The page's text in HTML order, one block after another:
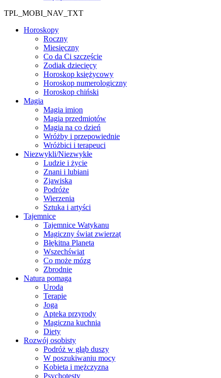
TPL_MOBI_NAV_TXT
Horoskopy
Roczny
Miesięczny
Co da Ci szczęście
Zodiak dziecięcy
Horoskop księżycowy
Horoskop numerologiczny
Horoskop chiński
Magia
Magia imion
Magia przedmiotów
Magia na co dzień
Wróżby i przepowiednie
Wróżbici i terapeuci
Niezwykli/Niezwykłe
Ludzie i życie
Znani i lubiani
Zjawiska
Podróże
Wierzenia
Sztuka i artyści
Tajemnice
Tajemnice Watykanu
Magiczny świat zwierząt
Błękitna Planeta
Wszechświat
Co może mózg
Zbrodnie
Natura pomaga
Uroda
Terapie
Joga
Apteka przyrody
Magiczna kuchnia
Diety
Rozwój osobisty
Podróż w głąb duszy
W poszukiwaniu mocy
Kobieta i mężczyzna
Psychotesty